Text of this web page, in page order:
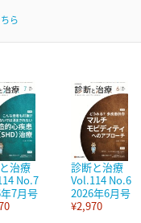
ら
治療
No.7
7月号
診断と治療
Vol.114 No.6
2026年6月号
¥2,970